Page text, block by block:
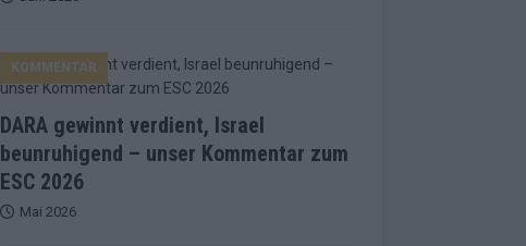
DARA gewinnt verdient, Israel
beunruhigend – unser Kommentar zum
ESC 2026
KOMMENTAR
Mai 2026